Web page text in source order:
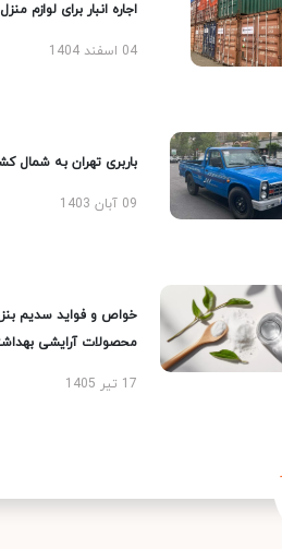
اجاره انبار برای لوازم
04 اسفند 1404
باربری تهران به شمال
09 آبان 1403
خواص و فواید سدیم
محصولات آرایشی
17 تیر 1405